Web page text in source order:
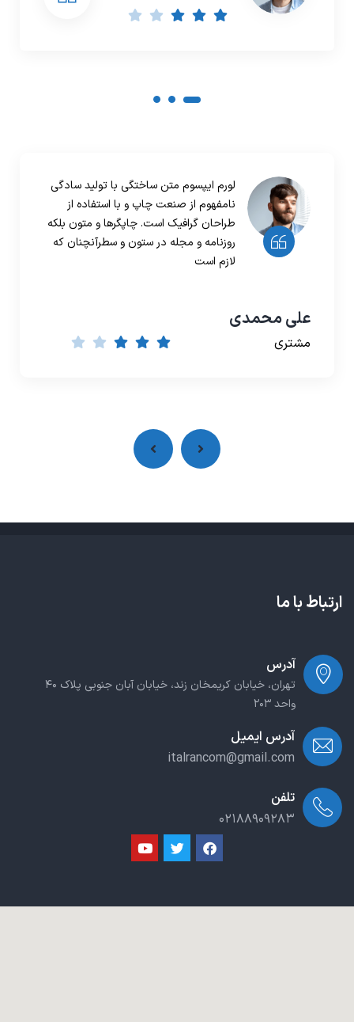
لورم ایپسوم متن ساختگی با تولید سادگی
نامفهوم از صنعت چاپ و با استفاده از
طراحان گرافیک است. چاپگرها و متون بلکه
روزنامه و مجله در ستون و سطرآنچنان که
لازم است
علی محمدی
مشتری
ارتباط با ما
آدرس
تهران، خیابان کریمخان زند، خیابان آبان جنوبی پلاک ۴۰
واحد ۲۰۳
آدرس ایمیل
italrancom@gmail.com
تلفن
۰۲۱۸۸۹۰۹۲۸۳